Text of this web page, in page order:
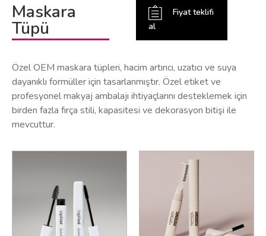
Maskara
Tüpü
Fiyat teklifi
al
Özel OEM maskara tüpleri, hacim artırıcı, uzatıcı ve suya
dayanıklı formüller için tasarlanmıştır. Özel etiket ve
profesyonel makyaj ambalajı ihtiyaçlarını desteklemek için
birden fazla fırça stili, kapasitesi ve dekorasyon bitişi ile
mevcuttur.